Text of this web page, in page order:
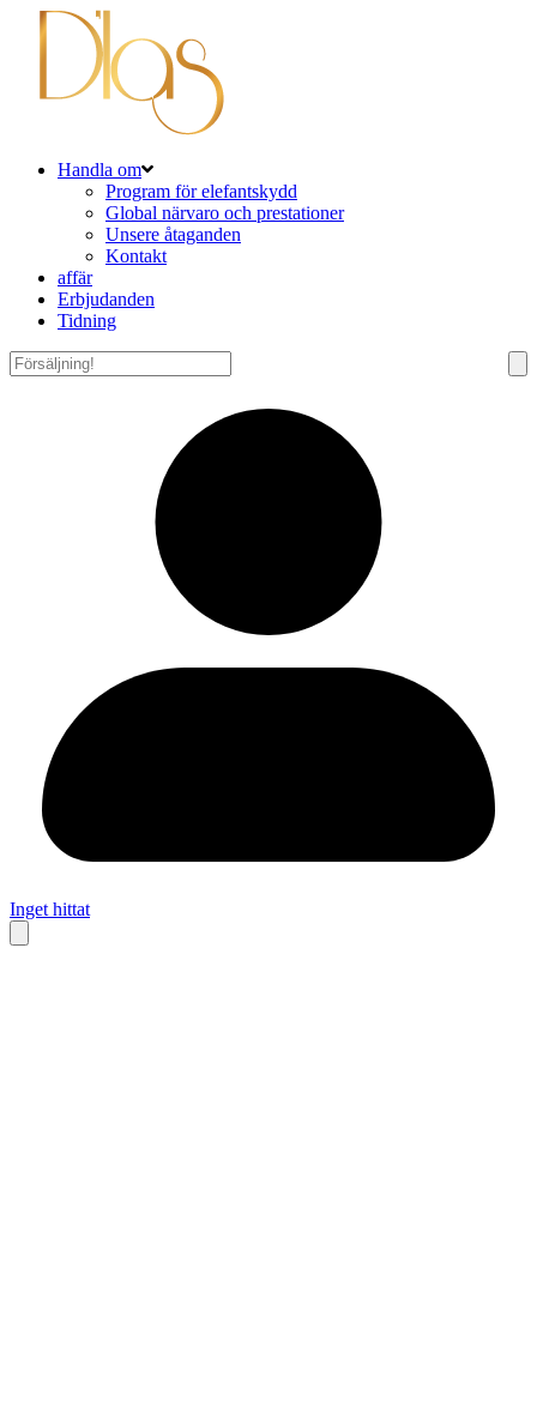
Handla om
Program för elefantskydd
Global närvaro och prestationer
Unsere åtaganden
Kontakt
affär
Erbjudanden
Tidning
Tack
för
Inget hittat